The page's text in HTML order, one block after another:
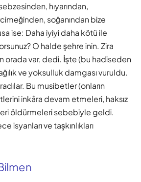
hıyarından,
soğanından bize
ise: Daha iyiyi daha kötü ile
O halde şehre inin. Zira
orada var, dedi. İşte (bu hadiseden
ve yoksulluk damgası vuruldu.
Bu musibetler (onların
inkâra devam etmeleri, haksız
öldürmeleri sebebiyle geldi.
isyanları ve taşkınlıkları